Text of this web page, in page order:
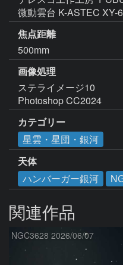
微動雲台 K-ASTEC XY-
焦点距離
500mm
画像処理
ステライメージ10
Photoshop CC2024
カテゴリー
星雲・星団・銀河
天体
ハンバーガー銀河
関連作品
NGC3628 2026/06/07